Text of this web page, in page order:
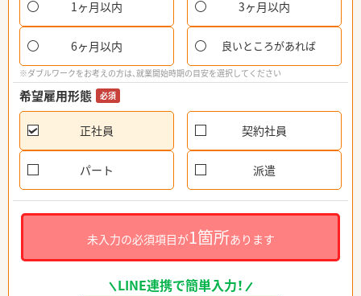
1ヶ月以内 3ヶ月以内
6ヶ月以内 良いところがあれば
※ダブルワークをお考えの方は、就業開始時期の目安を選択してください
希望雇用形態 必須
正社員 契約社員
パート 派遣
未入力の必須項目が1箇所あります
LINE連携で簡単入力！